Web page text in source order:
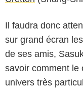
Il faudra donc
sur grand écran
de ses amis,
savoir comment le
univers très